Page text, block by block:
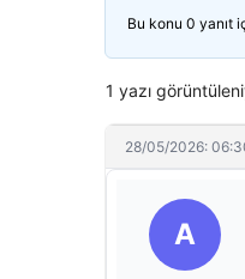
Bu konu 0 yanıt
1 yazı
28/05/2026:
A